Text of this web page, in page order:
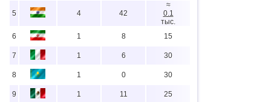
5 4 42
≈
0.1
тыс.
6
1 8 15
7 1 6 30
8 1 0 30
9 1 11 25